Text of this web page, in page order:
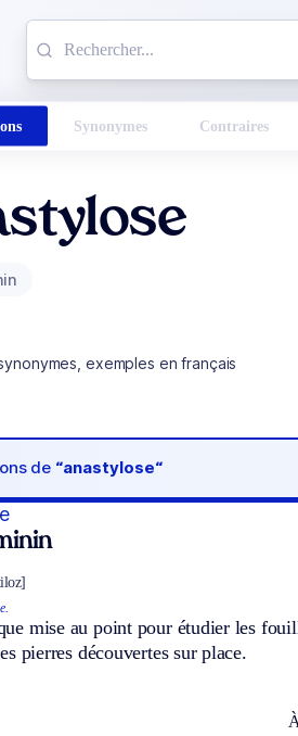
Synonymes Contraires
exemples en français
de “anastylose“
mise au point pour étudier les
pierres découvertes sur place.